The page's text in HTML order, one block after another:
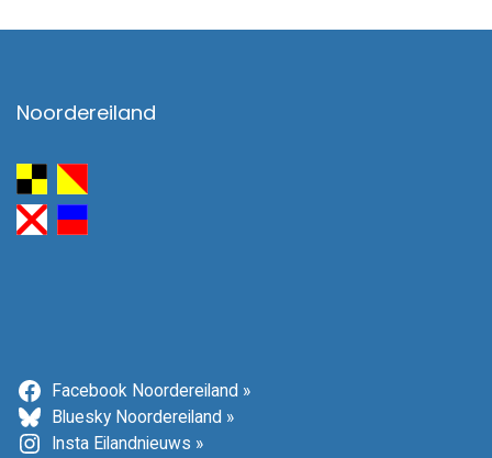
Noordereiland
Facebook Noordereiland »
Bluesky Noordereiland »
Insta Eilandnieuws »